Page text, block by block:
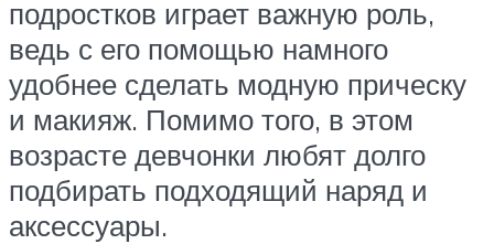
подростков играет важную роль,
ведь с его помощью намного
удобнее сделать модную прическу
и макияж. Помимо того, в этом
возрасте девчонки любят долго
подбирать подходящий наряд и
аксессуары.